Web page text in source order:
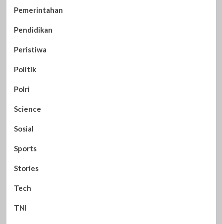
Pemerintahan
Pendidikan
Peristiwa
Politik
Polri
Science
Sosial
Sports
Stories
Tech
TNI